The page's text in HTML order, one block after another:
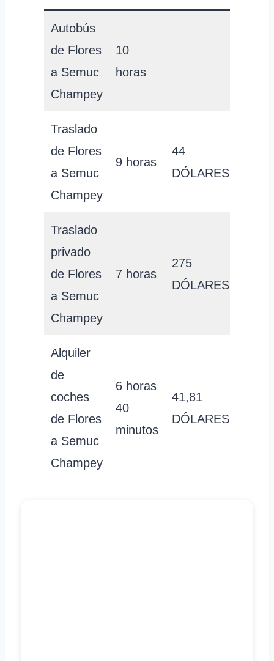
Autobús
de Flores
a Semuc
Champey
10
horas
Traslado
de Flores
a Semuc
Champey
9 horas
44
DÓLARES
Traslado
privado
de Flores
a Semuc
Champey
7 horas
275
DÓLARES
Alquiler
de
coches
de Flores
a Semuc
Champey
6 horas
40
minutos
41,81
DÓLARES